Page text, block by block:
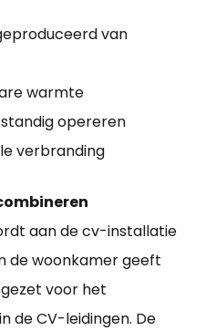
van
warmte
opereren
verbranding
aan de cv-installatie
de woonkamer geeft
voor het
de CV-leidingen. De